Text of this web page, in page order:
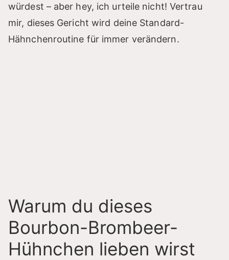
würdest – aber hey, ich urteile nicht! Vertrau
mir, dieses Gericht wird deine Standard-
Hähnchenroutine für immer verändern.
Warum du dieses
Bourbon-Brombeer-
Hühnchen lieben wirst